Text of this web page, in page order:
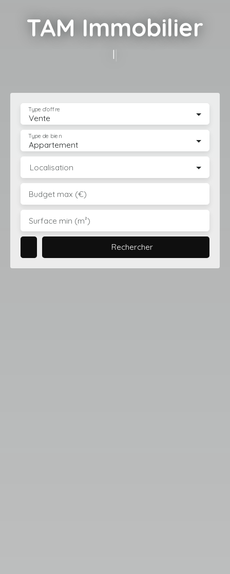
TAM Immobilier
louer ou m
Vente
Type d'offre
Appartement
Type de bien
Localisation
Budget max (€)
Surface min (m²)
Rechercher